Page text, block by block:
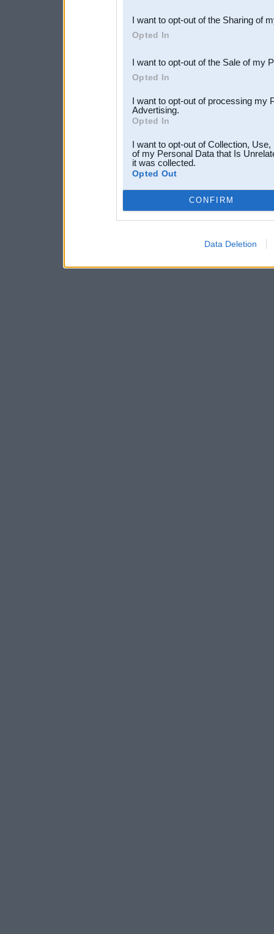
Downstream Participants
third parties.
I want to opt-out of the Sharing of
Opted In
I want to opt-out of the Sale of my
Opted In
I want to opt-out of processing my
Advertising.
Opted In
I want to opt-out of Collection,
of my Personal Data that Is
it was collected.
Opted Out
CONFIRM
Data Deletion